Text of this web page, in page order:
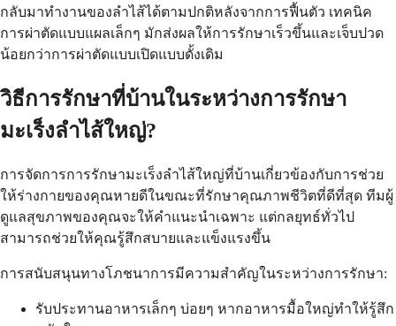
กลับมาทำงานของลำไส้ได้ตามปกติหลังจากการฟื้นตัว เทคนิค
การผ่าตัดแบบแผลเล็กๆ มักส่งผลให้การรักษาเร็วขึ้นและเจ็บปวด
น้อยกว่าการผ่าตัดแบบเปิดแบบดั้งเดิม
วิธีการรักษาที่บ้านในระหว่างการรักษา
มะเร็งลำไส้ใหญ่?
การจัดการการรักษามะเร็งลำไส้ใหญ่ที่บ้านเกี่ยวข้องกับการช่วย
ให้ร่างกายของคุณหายดีในขณะที่รักษาคุณภาพชีวิตที่ดีที่สุด ทีมผู้
ดูแลสุขภาพของคุณจะให้คำแนะนำเฉพาะ แต่กลยุทธ์ทั่วไป
สามารถช่วยให้คุณรู้สึกสบายและแข็งแรงขึ้น
การสนับสนุนทางโภชนาการมีความสำคัญในระหว่างการรักษา:
รับประทานอาหารเล็กๆ บ่อยๆ หากอาหารมื้อใหญ่ทำให้รู้สึก